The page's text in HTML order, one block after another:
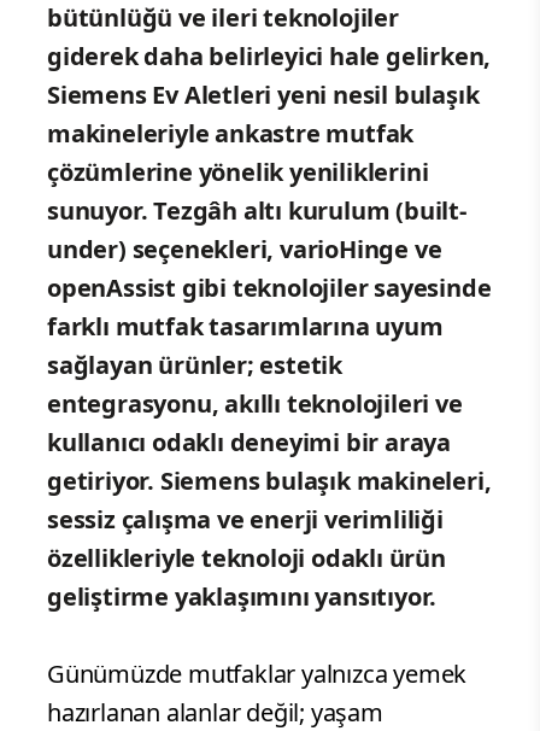
bütünlüğü ve ileri teknolojiler
giderek daha belirleyici hale gelirken,
Siemens Ev Aletleri yeni nesil bulaşık
makineleriyle ankastre mutfak
çözümlerine yönelik yeniliklerini
sunuyor.Tezgâh altı kurulum (built-
under) seçenekleri, varioHinge ve
openAssist gibi teknolojiler sayesinde
farklı mutfak tasarımlarına uyum
sağlayan ürünler; estetik
entegrasyonu, akıllı teknolojileri ve
kullanıcı odaklı deneyimi bir araya
getiriyor. Siemens bulaşık makineleri,
sessiz çalışma ve enerji verimliliği
özellikleriyle teknoloji odaklı ürün
geliştirme yaklaşımını yansıtıyor.
Günümüzde mutfaklar yalnızca yemek
hazırlanan alanlar değil; yaşam